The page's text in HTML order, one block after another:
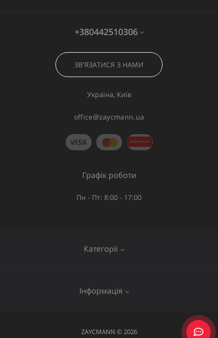
+380442510306
ЗВ'ЯЗАТИСЯ З НАМИ
Україна, Київ
office@zaycmann.ua
Категорії
Інформація
Послуги
Графік роботи
Пн - Пт: 8:00 - 17:00
ZAYCMANN © 2026